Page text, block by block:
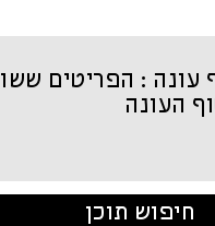
עונה : הפריטים
העונה
חיפוש תוכן